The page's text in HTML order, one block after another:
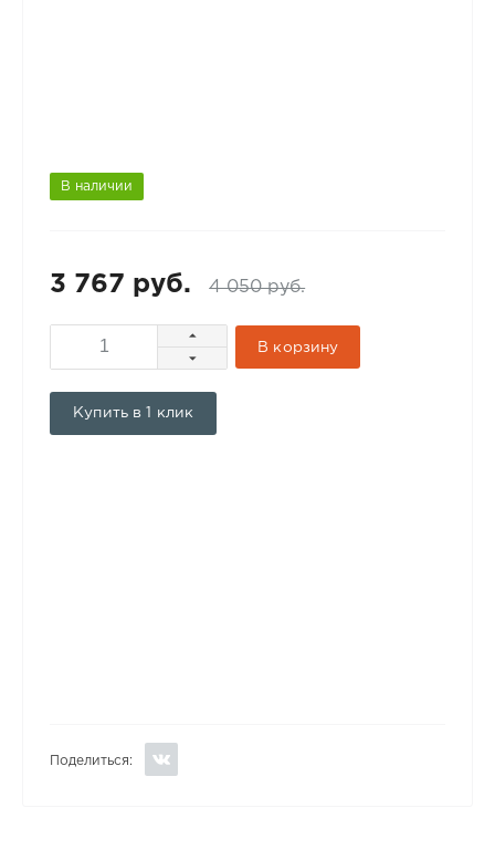
В наличии
3 767 руб. 4 050 руб.
В корзину
Купить в 1 клик
Поделиться: